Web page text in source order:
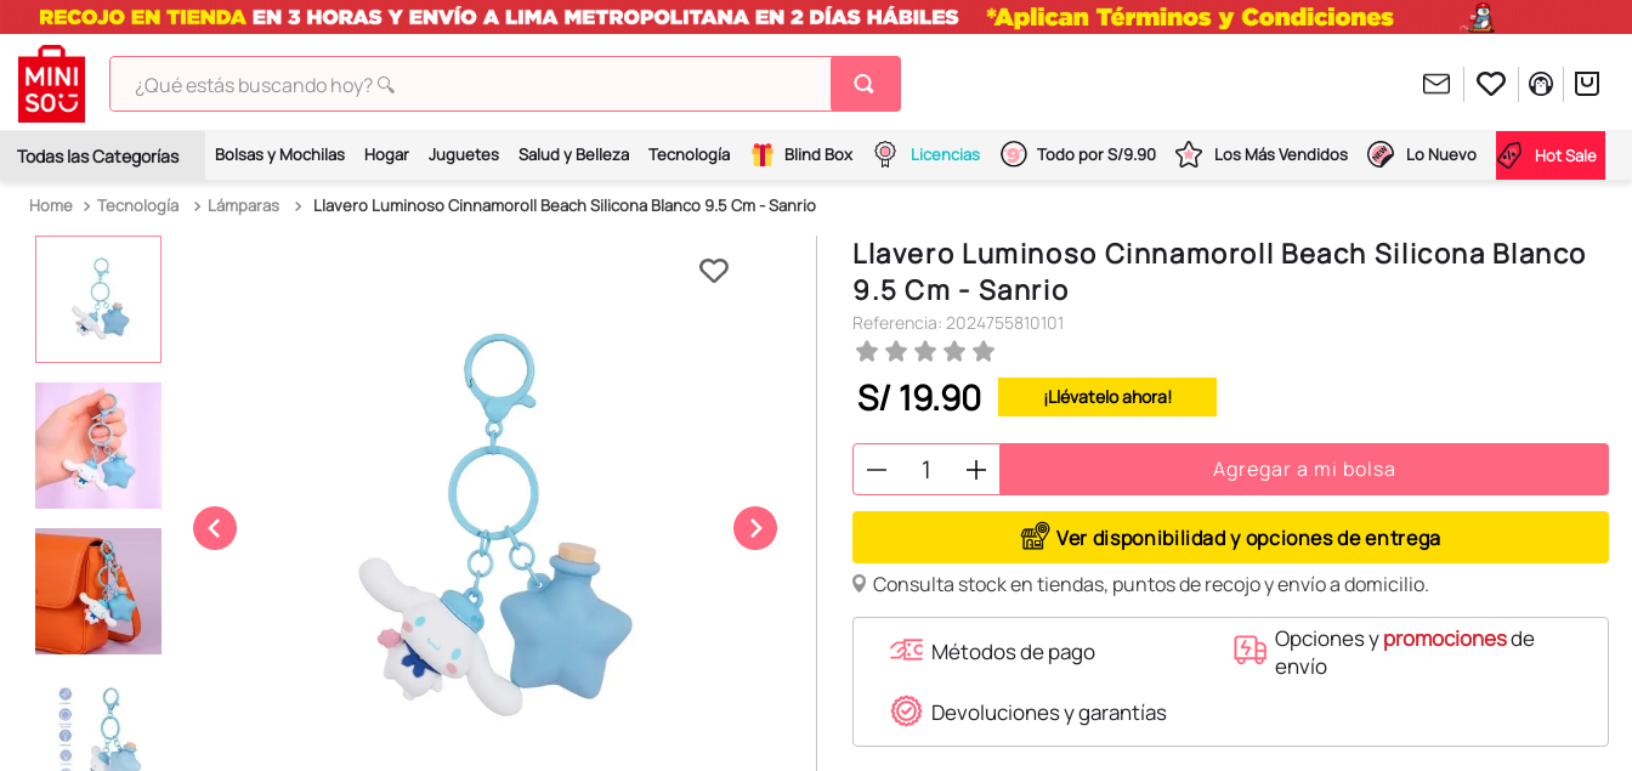
¿Qué estás buscando hoy? 🔍
Bolsas y Mochilas Hogar Juguetes Salud y Belleza Tecnología Blind Box Licencias Todo por S/9.90 Los Más Vendidos Lo Nuevo Hot Sale
Tecnología Lámparas Llavero Luminoso Cinnamoroll Beach Silicona Blanco 9.5 Cm - Sanrio
Llavero Luminoso Cinnamoroll Beach Silicona Blanco
9.5 Cm - Sanrio
Referencia: 2024755810101
S/19.90 ¡Llévatelo ahora!
Agregar a mi bolsa
Ver disponibilidad y opciones de entrega
Consulta stock en tiendas, puntos de recojo y envío a domicilio.
Métodos de pago Opciones ypromocionesde
envío
Devoluciones y garantías
2.
hello kitty